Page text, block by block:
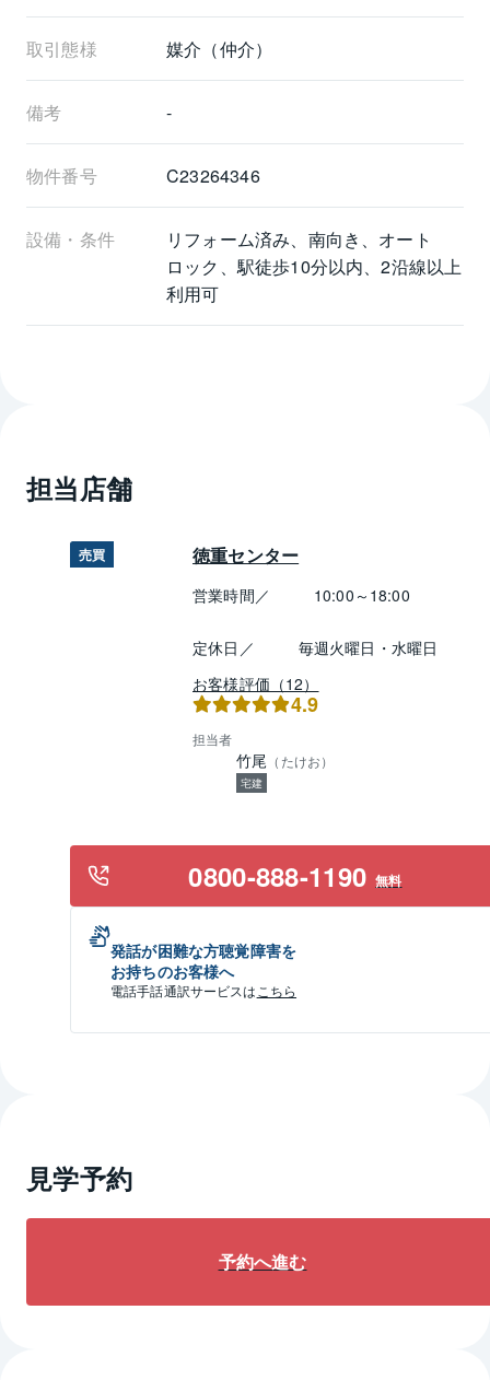
取引態様 媒介（仲介）
備考 -
物件番号 C23264346
設備・条件
リフォーム済み、南向き、オート
ロック、駅徒歩10分以内、2沿線以上
利用可
担当店舗
売買 徳重センター
営業時間／ 10:00～18:00
定休日／
毎週火曜日・水曜日
お客様評価（12）
4.9
担当者
竹尾 （ たけお）
宅建
0800-888-1190 無料
発話が困難な方聴覚障害を
お持ちのお客様へ
電話手話通訳サービスは こちら
見学予約
予約へ進む